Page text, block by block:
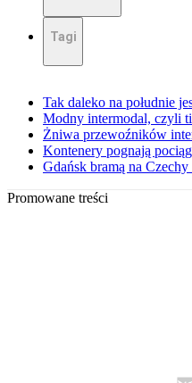
Tagi
Tak daleko na południe
Modny intermodal, czyli
Żniwa przewoźników
Kontenery pognają
Gdańsk bramą na Czechy
Promowane treści